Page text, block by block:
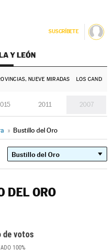
SUSCRÍBETE
NUEVE MIRADAS LOS
2011 2007
» Bustillo del Oro
DEL ORO
de votos
100%